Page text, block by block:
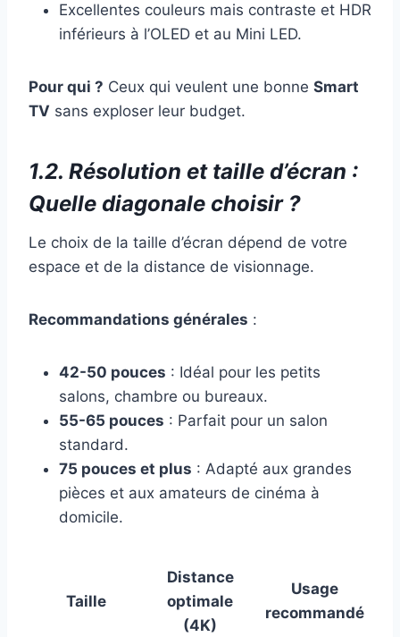
Excellentes couleurs mais contraste et HDR
inférieurs à l’OLED et au Mini LED.
Pour qui ? Ceux qui veulent une bonne Smart
TV sans exploser leur budget.
1.2. Résolution et taille d’écran :
Quelle diagonale choisir ?
Le choix de la taille d’écran dépend de votre
espace et de la distance de visionnage.
Recommandations générales :
42-50 pouces : Idéal pour les petits
salons, chambre ou bureaux.
55-65 pouces : Parfait pour un salon
standard.
75 pouces et plus : Adapté aux grandes
pièces et aux amateurs de cinéma à
domicile.
Taille
Distance
optimale
(4K)
Usage
recommandé